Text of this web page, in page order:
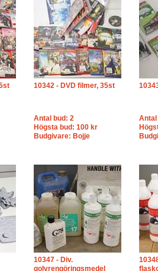
10342 - DVD filmer, 35st
Antal bud: 2
Högsta bud: 100 kr
Budgivare: Bojje
Antal
10347 - Div.
golvrengöringsmedel